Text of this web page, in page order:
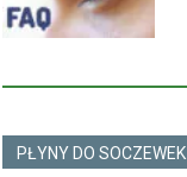
PŁYNY DO SOCZEWEK